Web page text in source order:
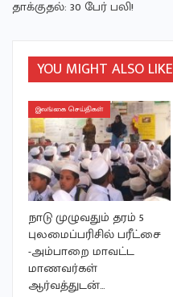
தாக்குதல்: 30 பேர் பலி!
YOU MIGHT ALSO LIKE
இலங்கை செய்திகள்
நாடு முழுவதும் தரம் 5
புலமைப்பரிசில் பரீட்சை
-அம்பாறை மாவட்ட
மாணவர்கள்
ஆர்வத்துடன்…